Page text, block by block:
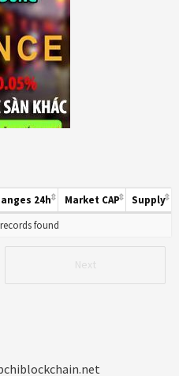
Next
24h Market CAP
Supply
found